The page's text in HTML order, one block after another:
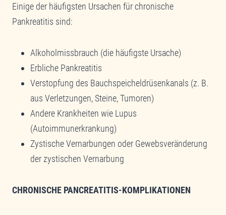
Einige der häufigsten Ursachen für chronische
Pankreatitis sind:
Alkoholmissbrauch (die häufigste Ursache)
Erbliche Pankreatitis
Verstopfung des Bauchspeicheldrüsenkanals (z. B.
aus Verletzungen, Steine, Tumoren)
Andere Krankheiten wie Lupus
(Autoimmunerkrankung)
Zystische Vernarbungen oder Gewebsveränderung
der zystischen Vernarbung
CHRONISCHE PANCREATITIS-KOMPLIKATIONEN